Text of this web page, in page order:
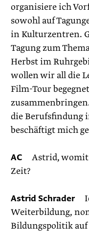
organisiere ich
sowohl auf
in Kulturzentren.
Tagung zum
Herbst im
wollen wir all die
Film-Tour
die Berufsfindung
beschäftigt mich
ACAstrid, womit
Zeit?
Astrid Schrader
Weiterbildung,
Bildungspolitik auf